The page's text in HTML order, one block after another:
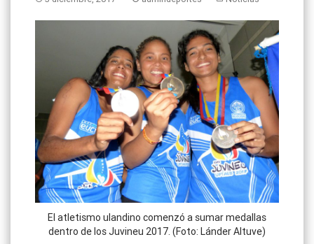
El atletismo ulandino comenzó a sumar medallas
dentro de los Juvineu 2017. (Foto: Lánder Altuve)